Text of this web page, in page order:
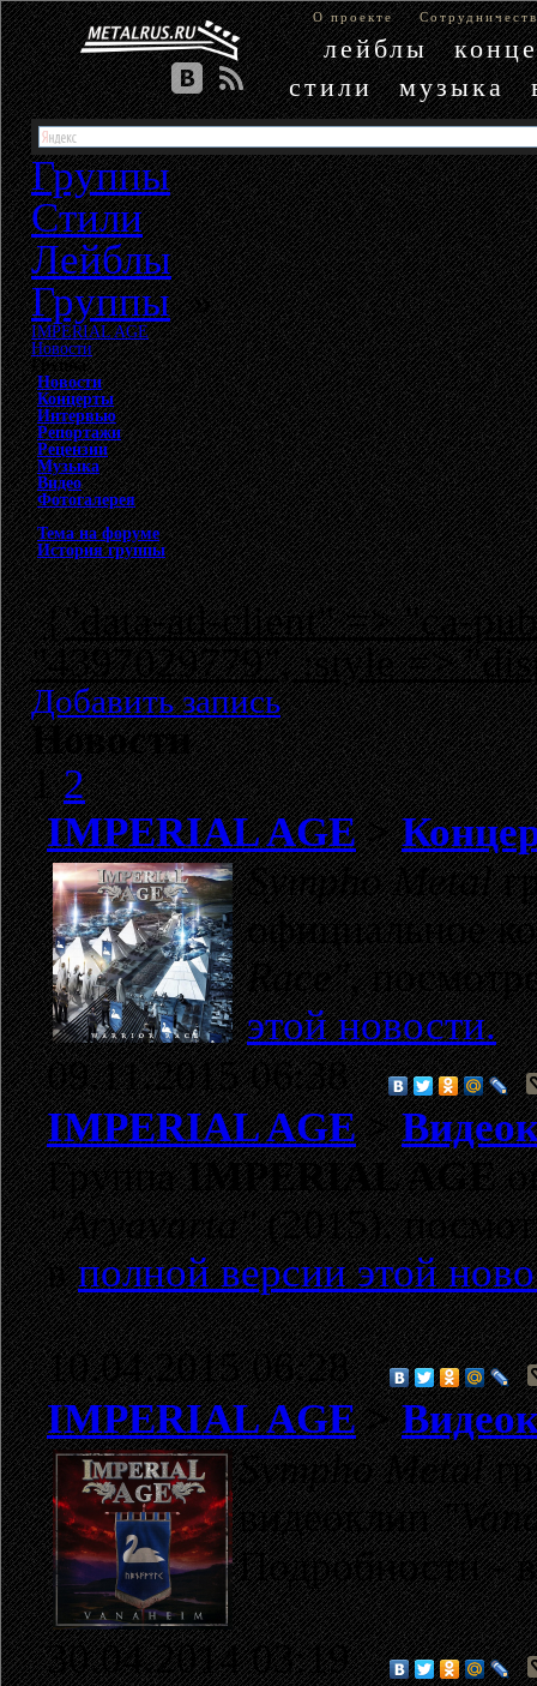
О проекте
лейблы
стили
музыка
Группы
Стили
Лейблы
Группы»
IMPERIAL AGE»
Новости
Группа
Новости
Концерты
Интервью
Репортажи
Рецензии
Музыка
Видео
Фотогалерея
Тема на форуме
История группы
{"data-ad-client" => "ca-
"4397029779", :style =>
Добавить запись
Новости
1 2
IMPERIAL AGE>
Sympho Metal
официальное
Race",
этой новости.
09.11.2015 06:38
IMPERIAL AGE>
ГруппаIMPERIAL AGE
"Aryavarta"(2015),
вполной версии этой
10.04.2015 06:28
IMPERIAL AGE>
Sympho Metal
видеоклип
Подробности -
30.04.2014 03:19